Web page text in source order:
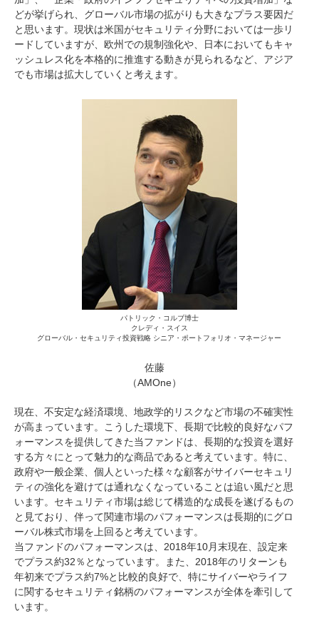
どが挙げられ、グローバル市場の拡がりも大きなプラス要因だ
と思います。現状は米国がセキュリティ分野においては一歩リ
ードしていますが、欧州での規制強化や、日本においてもキャ
ッシュレス化を本格的に推進する動きが見られるなど、アジア
でも市場は拡大していくと考えます。
パトリック・コルブ博士
クレディ・スイス
グローバル・セキュリティ投資戦略 シニア・ポートフォリオ・マネージャー
佐藤
（AMOne）
現在、不安定な経済環境、地政学的リスクなど市場の不確実性
が高まっています。こうした環境下、長期で比較的良好なパフ
ォーマンスを提供してきた当ファンドは、長期的な投資を選好
する方々にとって魅力的な商品であると考えています。特に、
政府や一般企業、個人といった様々な顧客がサイバーセキュリ
ティの強化を避けては通れなくなっていることは追い風だと思
います。セキュリティ市場は総じて構造的な成長を遂げるもの
と見ており、伴って関連市場のパフォーマンスは長期的にグロ
ーバル株式市場を上回ると考えています。
当ファンドのパフォーマンスは、2018年10月末現在、設定来
でプラス約32％となっています。また、2018年のリターンも
年初来でプラス約7%と比較的良好で、特にサイバーやライフ
に関するセキュリティ銘柄のパフォーマンスが全体を牽引して
います。